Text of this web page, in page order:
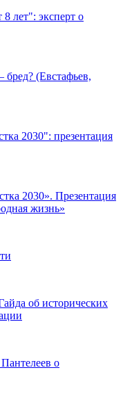
лет": эксперт о
бред? (Евстафьев,
2030": презентация
2030». Презентация
жизнь»
об исторических
о